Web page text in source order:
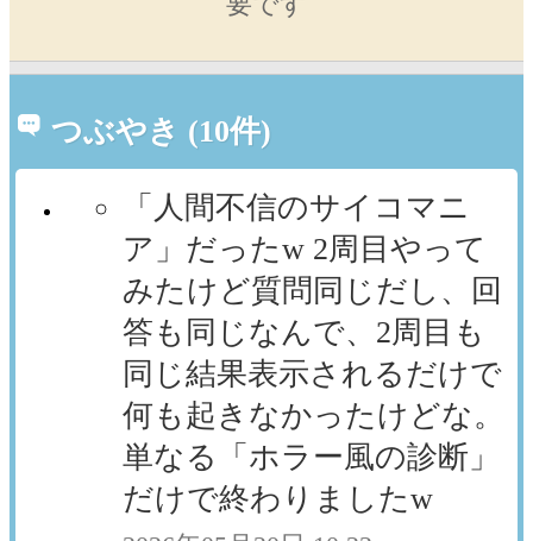
つぶやき (10件)
「人間不信のサイコマニ
ア」だったw 2周目やって
みたけど質問同じだし、回
答も同じなんで、2周目も
同じ結果表示されるだけで
何も起きなかったけどな。
単なる「ホラー風の診断」
だけで終わりましたw